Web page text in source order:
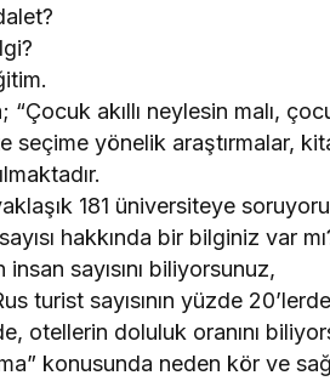
“Çocuk akıllı neylesin malı,
seçime yönelik araştırmalar,
181 üniversiteye
hakkında bir bilginiz var
sayısını biliyorsunuz,
turist sayısının yüzde
otellerin doluluk oranını
konusunda neden kör ve